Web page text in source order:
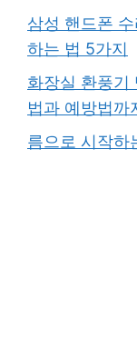
삼성 핸드폰
하는 법 5가지
화장실 환풍기
법과 예방법까
름으로 시작하